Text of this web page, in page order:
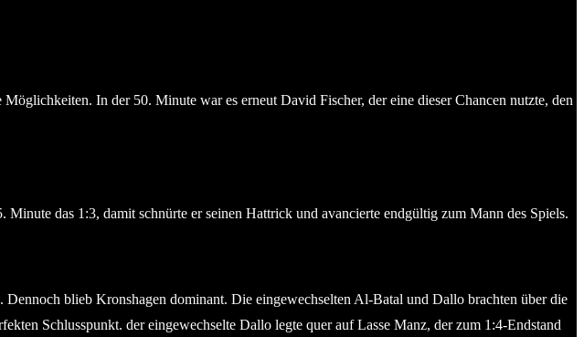
In der 50. Minute war es erneut David Fischer, der eine dieser Chancen nutzte, den
das 1:3, damit schnürte er seinen Hattrick und avancierte endgültig zum Mann des Spiels.
blieb Kronshagen dominant. Die eingewechselten Al-Batal und Dallo brachten über die
Schlusspunkt. der eingewechselte Dallo legte quer auf Lasse Manz, der zum 1:4-Endstand